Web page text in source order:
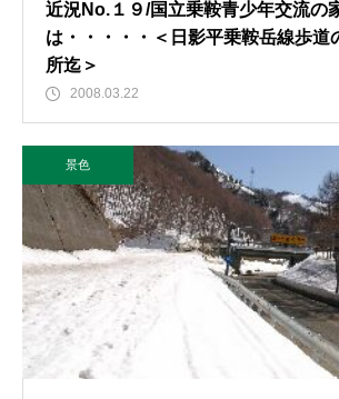
近況No.１９/国立乗鞍青少年交流の
は・・・・・＜日影平乗鞍岳線歩道
所迄＞
2008.03.22
景色